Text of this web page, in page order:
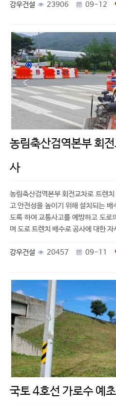
강우건설 23906 09-12
농림축산검역본부 회
사
농림축산검역본부 회전교차로 트렌
고 안전성을 높이기 위해 설치되는
도록 하여 교통사고를 예방하고 도로
며 도로 트렌치 배수로 공사에 대한
강우건설 20457 09-11
국토 4호선 가로수 예